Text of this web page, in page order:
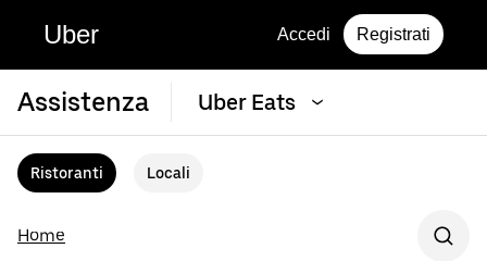
Uber Accedi Registrati
Assistenza Uber Eats
Ristoranti Locali
Home